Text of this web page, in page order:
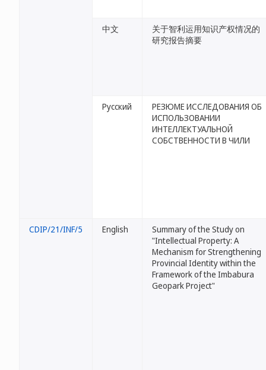
中文
关于智利运用知识产权情况的
研究报告摘要
Русский
РЕЗЮМЕ ИССЛЕДОВАНИЯ ОБ
ИСПОЛЬЗОВАНИИ
ИНТЕЛЛЕКТУАЛЬНОЙ
СОБСТВЕННОСТИ В ЧИЛИ
CDIP/21/INF/5 English
Summary of the Study on
"Intellectual Property: A
Mechanism for Strengthening
Provincial Identity within the
Framework of the Imbabura
Geopark Project"